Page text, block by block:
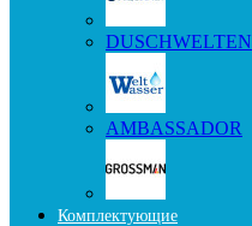
DUSCHWELTEN
AMBASSADOR
Комплектующие